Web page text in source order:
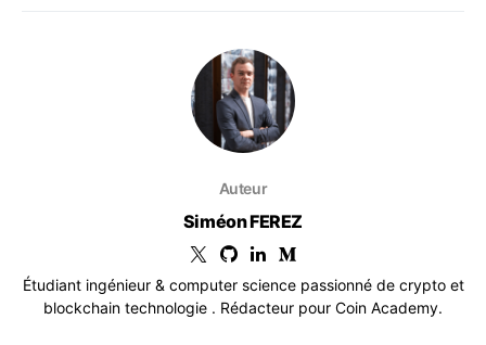
Auteur
Siméon FEREZ
Étudiant ingénieur & computer science passionné de crypto et
blockchain technologie . Rédacteur pour Coin Academy.